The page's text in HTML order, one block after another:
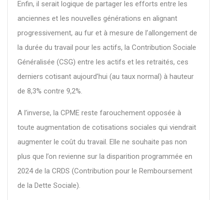
Enfin, il serait logique de partager les efforts entre les
anciennes et les nouvelles générations en alignant
progressivement, au fur et à mesure de l’allongement de
la durée du travail pour les actifs, la Contribution Sociale
Généralisée (CSG) entre les actifs et les retraités, ces
derniers cotisant aujourd’hui (au taux normal) à hauteur
de 8,3% contre 9,2%.
A l’inverse, la CPME reste farouchement opposée à
toute augmentation de cotisations sociales qui viendrait
augmenter le coût du travail. Elle ne souhaite pas non
plus que l’on revienne sur la disparition programmée en
2024 de la CRDS (Contribution pour le Remboursement
de la Dette Sociale).